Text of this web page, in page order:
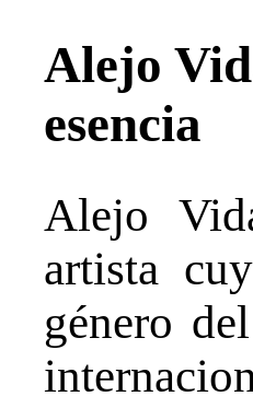
Alejo
esencia
Alejo
artista
género